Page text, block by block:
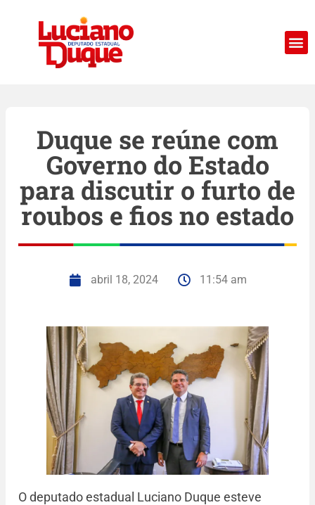
Duque se reúne com
Governo do Estado
para discutir o furto de
roubos e fios no estado
abril 18, 2024 11:54 am
O deputado estadual Luciano Duque esteve